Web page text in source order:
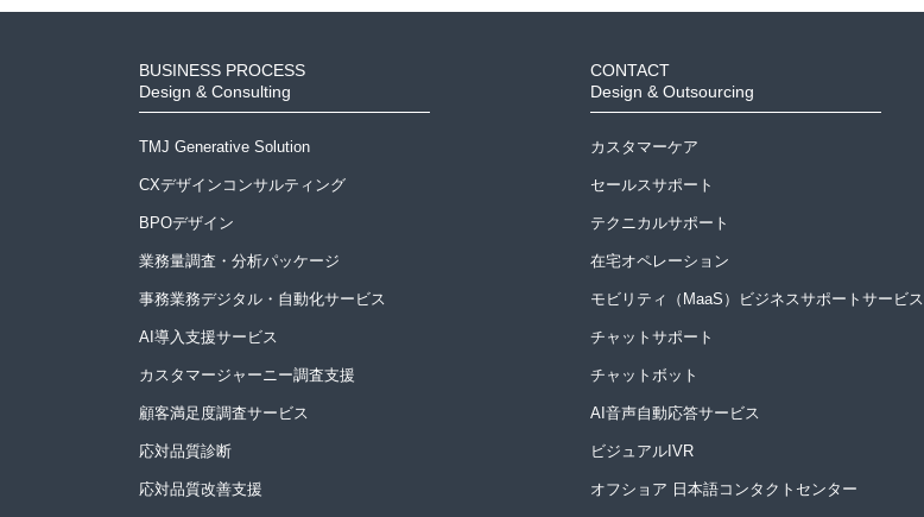
BUSINESS PROCESS
Design & Consulting
TMJ Generative Solution
CXデザインコンサルティング
BPOデザイン
業務量調査・分析パッケージ
事務業務デジタル・自動化サービス
AI導入支援サービス
カスタマージャーニー調査支援
顧客満足度調査サービス
応対品質診断
応対品質改善支援
CONTACT
Design & Outsourcing
カスタマーケア
セールスサポート
テクニカルサポート
在宅オペレーション
モビリティ（MaaS）ビジネスサポートサービス
チャットサポート
チャットボット
AI音声自動応答サービス
ビジュアルIVR
オフショア 日本語コンタクトセンター